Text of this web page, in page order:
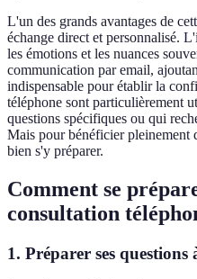
L'un des grands avantages de
échange direct et personnalisé.
les émotions et les nuances
communication par email,
indispensable pour établir la
téléphone sont particulièrement
questions spécifiques ou qui
Mais pour bénéficier pleinement
bien s'y préparer.
Comment se
consultation
1. Préparer ses questions